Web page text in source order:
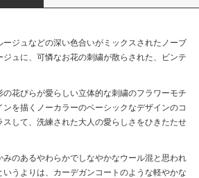
ジュなどの深い色合いがミックスされたノーブ
ジュに、可憐なお花の刺繍が散らされた、ビンテ
花びらが愛らしい立体的な刺繍のフラワーモチ
を描くノーカラーのベーシックなデザインのコ
して、洗練された大人の愛らしさをひきたたせ
のあるやわらかでしなやかなウール混と思われ
うよりは、カーデガンコートのような軽やかな